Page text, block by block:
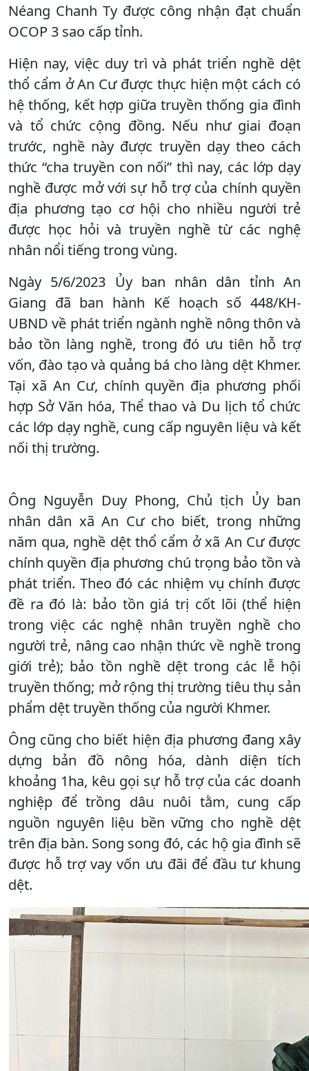
Néang Chanh Ty được công nhận đạt chuẩn
OCOP 3 sao cấp tỉnh.
Hiện nay, việc duy trì và phát triển nghề dệt
thổ cẩm ở An Cư được thực hiện một cách có
hệ thống, kết hợp giữa truyền thống gia đình
và tổ chức cộng đồng. Nếu như giai đoạn
trước, nghề này được truyền dạy theo cách
thức “cha truyền con nối” thì nay, các lớp dạy
nghề được mở với sự hỗ trợ của chính quyền
địa phương tạo cơ hội cho nhiều người trẻ
được học hỏi và truyền nghề từ các nghệ
nhân nổi tiếng trong vùng.
Ngày 5/6/2023 Ủy ban nhân dân tỉnh An
Giang đã ban hành Kế hoạch số 448/KH-
UBND về phát triển ngành nghề nông thôn và
bảo tồn làng nghề, trong đó ưu tiên hỗ trợ
vốn, đào tạo và quảng bá cho làng dệt Khmer.
Tại xã An Cư, chính quyền địa phương phối
hợp Sở Văn hóa, Thể thao và Du lịch tổ chức
các lớp dạy nghề, cung cấp nguyên liệu và kết
nối thị trường.
Ông Nguyễn Duy Phong, Chủ tịch Ủy ban
nhân dân xã An Cư cho biết, trong những
năm qua, nghề dệt thổ cẩm ở xã An Cư được
chính quyền địa phương chú trọng bảo tồn và
phát triển. Theo đó các nhiệm vụ chính được
đề ra đó là: bảo tồn giá trị cốt lõi (thể hiện
trong việc các nghệ nhân truyền nghề cho
người trẻ, nâng cao nhận thức về nghề trong
giới trẻ); bảo tồn nghề dệt trong các lễ hội
truyền thống; mở rộng thị trường tiêu thụ sản
phẩm dệt truyền thống của người Khmer.
Ông cũng cho biết hiện địa phương đang xây
dựng bản đồ nông hóa, dành diện tích
khoảng 1ha, kêu gọi sự hỗ trợ của các doanh
nghiệp để trồng dâu nuôi tằm, cung cấp
nguồn nguyên liệu bền vững cho nghề dệt
trên địa bàn. Song song đó, các hộ gia đình sẽ
được hỗ trợ vay vốn ưu đãi để đầu tư khung
dệt.